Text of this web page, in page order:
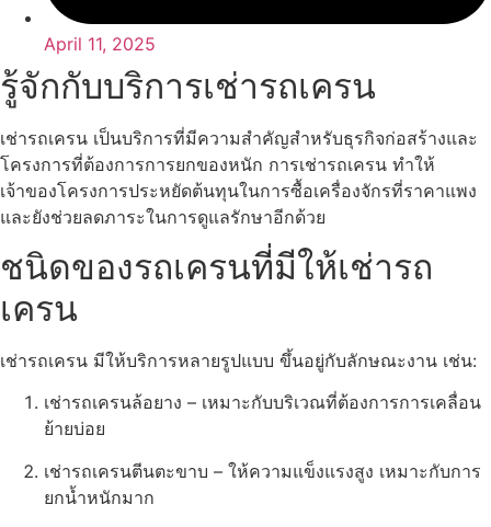
April 11, 2025
รู้จักกับบริการเช่ารถเครน
เช่ารถเครน เป็นบริการที่มีความสำคัญสำหรับธุรกิจก่อสร้างและ
โครงการที่ต้องการการยกของหนัก การเช่ารถเครน ทำให้
เจ้าของโครงการประหยัดต้นทุนในการซื้อเครื่องจักรที่ราคาแพง
และยังช่วยลดภาระในการดูแลรักษาอีกด้วย
ชนิดของรถเครนที่มีให้เช่ารถ
เครน
เช่ารถเครน มีให้บริการหลายรูปแบบ ขึ้นอยู่กับลักษณะงาน เช่น:
เช่ารถเครนล้อยาง – เหมาะกับบริเวณที่ต้องการการเคลื่อน
ย้ายบ่อย
เช่ารถเครนตีนตะขาบ – ให้ความแข็งแรงสูง เหมาะกับการ
ยกน้ำหนักมาก